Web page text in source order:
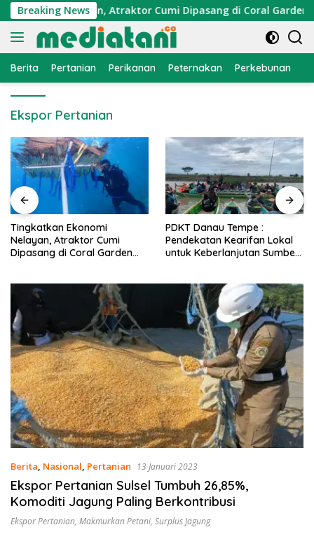
Langsung
ke
konten
Breaking News
Nelayan, Atraktor Cumi Dipasang di Coral Garden
Berita Pertanian Perikanan Peternakan Perkebunan
Ekspor Pertanian
PDKT Danau Tempe :
Pendekatan Kearifan Lokal
untuk Keberlanjutan Sumber
Cara Mengatasi Penyakit
PMK pada Sapi Perah Secara
Alami dan Medis
Berita, Nasional, Pertanian 13 Januari 2023
Ekspor Pertanian Sulsel Tumbuh 26,85%,
Komoditi Jagung Paling Berkontribusi
Ekspor Pertanian, Makmurkan Petani, Surplus Jagung